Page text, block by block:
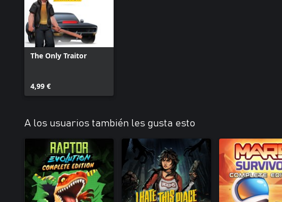
The Only Traitor
4,99 €
A los usuarios también les gusta esto